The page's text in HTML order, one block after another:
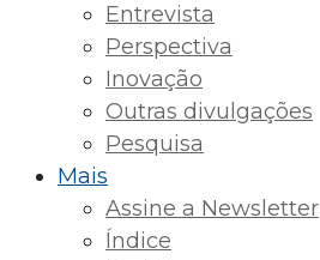
Entrevista
Perspectiva
Inovação
Outras divulgações
Pesquisa
Mais
Assine a Newsletter
Índice